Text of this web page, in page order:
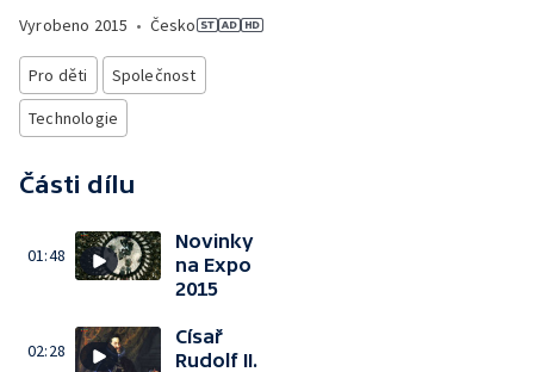
Vyrobeno 2015 • Česko
Pro děti
Společnost
Technologie
Části dílu
01:48
Novinky
na Expo
2015
02:28
Císař
Rudolf II.